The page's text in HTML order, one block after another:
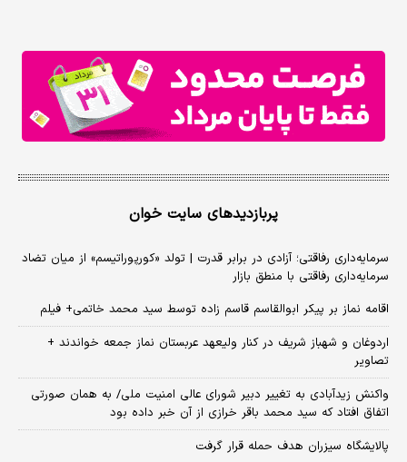
پربازدیدهای سایت خوان
سرمایه‌داری رفاقتی؛ آزادی در برابر قدرت | تولد «کورپوراتیسم» از میان تضاد
سرمایه‌داری رفاقتی با منطق بازار
اقامه نماز بر پیکر ابوالقاسم قاسم زاده توسط سید محمد خاتمی+ فیلم
اردوغان و شهباز شریف در کنار ولیعهد عربستان نماز جمعه خواندند +
تصاویر
واکنش زیدآبادی به تغییر دبیر شورای عالی امنیت ملی/ به همان صورتی
اتفاق افتاد که سید محمد باقر خرازی از آن خبر داده بود
پالایشگاه سیزران هدف حمله قرار گرفت